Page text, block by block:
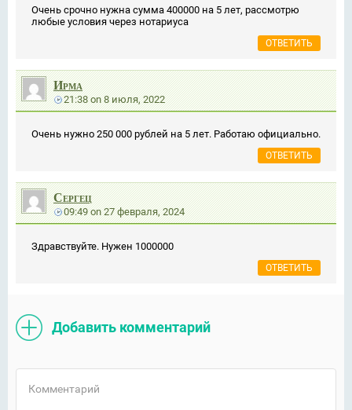
Очень срочно нужна сумма 400000 на 5 лет, рассмотрю
любые условия через нотариуса
ОТВЕТИТЬ
Ирма
21:38on8 июля, 2022
Очень нужно 250 000 рублей на 5 лет. Работаю официально.
ОТВЕТИТЬ
Сергец
09:49on27 февраля, 2024
Здравствуйте. Нужен 1000000
ОТВЕТИТЬ
Добавить комментарий